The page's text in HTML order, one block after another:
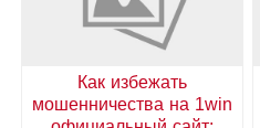
Как избежать
мошенничества на 1win